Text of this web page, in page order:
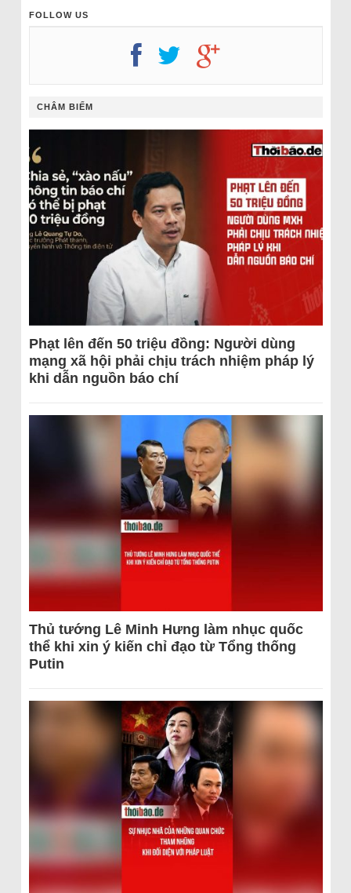
FOLLOW US
CHÂM BIẾM
Phạt lên đến 50 triệu đồng: Người dùng
mạng xã hội phải chịu trách nhiệm pháp lý
khi dẫn nguồn báo chí
Thủ tướng Lê Minh Hưng làm nhục quốc
thể khi xin ý kiến chỉ đạo từ Tổng thống
Putin